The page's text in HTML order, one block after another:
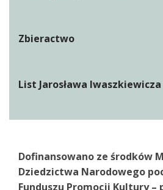
Zbieractwo
List Jarosława
Dofinansowano ze środków
Dziedzictwa Narodowego
Funduszu Promocji Kultury